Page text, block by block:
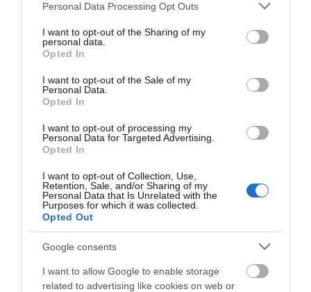
Please note that this website/app uses one or more Google
not limited to your visit or usage behaviour. You may click to
grant or deny consent to Google and its third-party tags to
use your data for below specified purposes in below Google
consent section.
Personal Data Processing Opt Outs
I want to opt-out of the Sharing of my
personal data.
Opted In
I want to opt-out of the Sale of my
Personal Data.
Opted In
I want to opt-out of processing my
Personal Data for Targeted Advertising.
Opted In
I want to opt-out of Collection, Use,
Retention, Sale, and/or Sharing of my
Personal Data that Is Unrelated with the
Purposes for which it was collected.
Opted Out
Google consents
I want to allow Google to enable storage
related to advertising like cookies on web or
ΑΠΆΝΤΗΣΗ
Η ηλ. διεύθυνση σας δεν δημοσιεύεται.
Τα υποχρεωτικά πεδία
σημειώνονται με